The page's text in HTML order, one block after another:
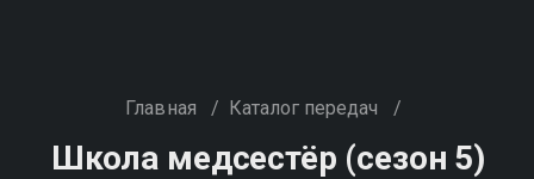
Главная / Каталог передач /
Школа медсестёр (сезон 5)